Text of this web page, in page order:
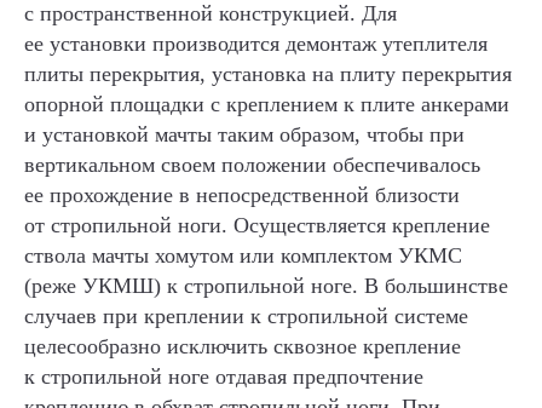
с пространственной конструкцией. Для
ее установки производится демонтаж утеплителя
плиты перекрытия, установка на плиту перекрытия
опорной площадки с креплением к плите анкерами
и установкой мачты таким образом, чтобы при
вертикальном своем положении обеспечивалось
ее прохождение в непосредственной близости
от стропильной ноги. Осуществляется крепление
ствола мачты хомутом или комплектом УКМС
(реже УКМШ) к стропильной ноге. В большинстве
случаев при креплении к стропильной системе
целесообразно исключить сквозное крепление
к стропильной ноге отдавая предпочтение